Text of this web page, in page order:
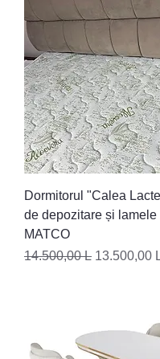
Dormitorul "Calea
de depozitare și
MATCO
Preț normal
14.500,00 L Preț redus
13.500,00